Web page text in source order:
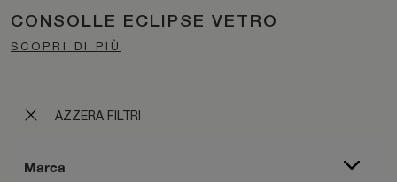
AZZERA FILTRI
Marca
CONSOLLE ECLIPSE VETRO
SCOPRI DI PIÙ